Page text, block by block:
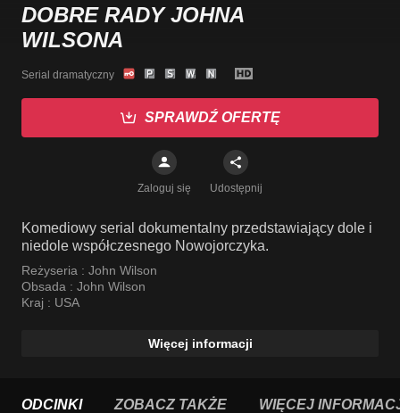
DOBRE RADY JOHNA
WILSONA
Serial dramatyczny
SPRAWDŹ OFERTĘ
Zaloguj się Udostępnij
Komediowy serial dokumentalny przedstawiający dole i
niedole współczesnego Nowojorczyka.
Reżyseria : John Wilson
Obsada : John Wilson
Kraj : USA
Więcej informacji
ODCINKI ZOBACZ TAKŻE WIĘCEJ